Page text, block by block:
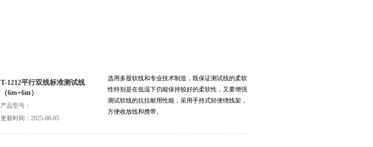
T-1212平行双线标准测试线
（6m+6m）
产品型号：
更新时间：2025-08-05
选用多股软线和专业技术制造，既保证测试线的柔软
性特别是在低温下仍能保持较好的柔软性，又要增强
测试软线的抗拉耐用性能，采用手持式轻便绕线架，
方便收放线和携带。